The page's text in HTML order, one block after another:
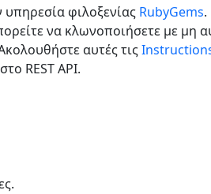
φιλοξενίας RubyGems.
να κλωνοποιήσετε με μη
αυτές τις
REST API.